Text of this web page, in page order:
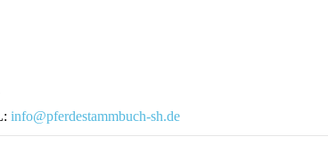
info@pferdestammbuch-sh.de